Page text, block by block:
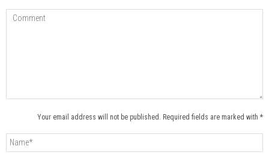
Your email address will not be published. Required fields are marked with *